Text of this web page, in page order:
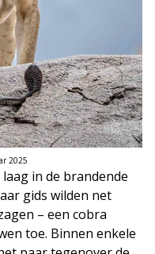
2025
in de brandende
gids wilden net
– een cobra
toe. Binnen enkele